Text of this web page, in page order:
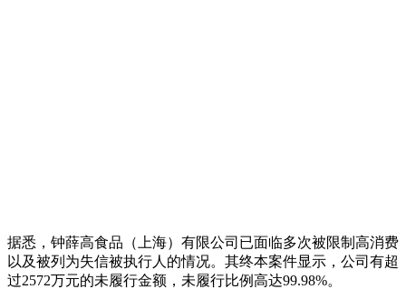
据悉，钟薛高食品（上海）有限公司已面临多次被限制高消费
以及被列为失信被执行人的情况。其终本案件显示，公司有超
过2572万元的未履行金额，未履行比例高达99.98%。